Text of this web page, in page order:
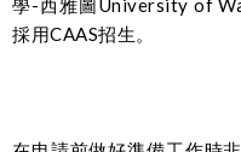
學-西雅圖University of
採用CAAS招生。